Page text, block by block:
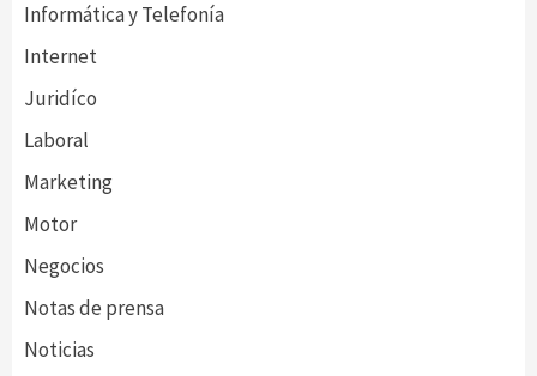
Informática y Telefonía
Internet
Juridíco
Laboral
Marketing
Motor
Negocios
Notas de prensa
Noticias